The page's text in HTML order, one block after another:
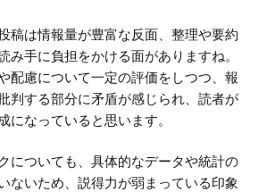
稿は情報量が豊富な反面、整理や要約
み手に負担をかける面がありますね。
配慮について一定の評価をしつつ、報
判する部分に矛盾が感じられ、読者が
になっていると思います。
についても、具体的なデータや統計の
ないため、説得力が弱まっている印象